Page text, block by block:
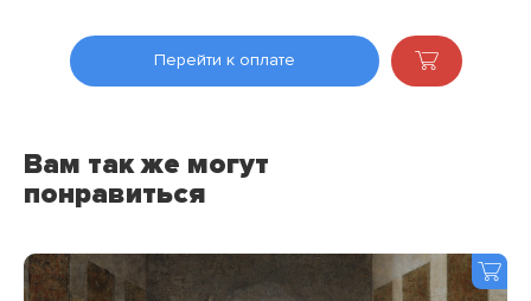
Перейти к оплате
Вам так же могут
понравиться